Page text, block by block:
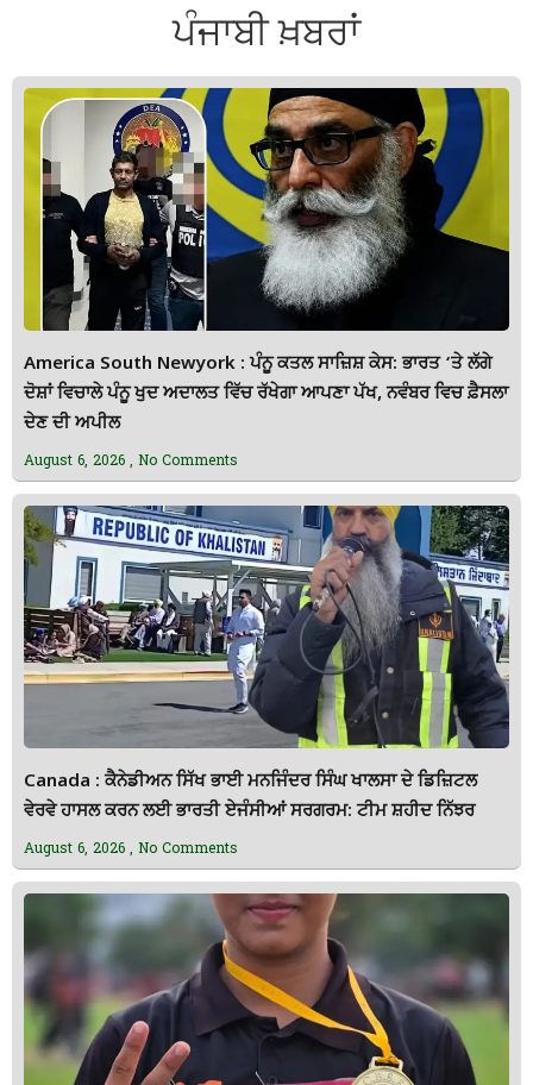
ਪੰਜਾਬੀ ਖ਼ਬਰਾਂ
America South Newyork : ਪੰਨੂ ਕਤਲ ਸਾਜ਼ਿਸ਼ ਕੇਸ: ਭਾਰਤ ‘ਤੇ ਲੱਗੇ
ਦੋਸ਼ਾਂ ਵਿਚਾਲੇ ਪੰਨੂ ਖੁਦ ਅਦਾਲਤ ਵਿੱਚ ਰੱਖੇਗਾ ਆਪਣਾ ਪੱਖ, ਨਵੰਬਰ ਵਿਚ ਫ਼ੈਸਲਾ
ਦੇਣ ਦੀ ਅਪੀਲ
August 6, 2026 No Comments
Canada : ਕੈਨੇਡੀਅਨ ਸਿੱਖ ਭਾਈ ਮਨਜਿੰਦਰ ਸਿੰਘ ਖਾਲਸਾ ਦੇ ਡਿਜ਼ਿਟਲ
ਵੇਰਵੇ ਹਾਸਲ ਕਰਨ ਲਈ ਭਾਰਤੀ ਏਜੰਸੀਆਂ ਸਰਗਰਮ: ਟੀਮ ਸ਼ਹੀਦ ਨਿੱਝਰ
August 6, 2026 No Comments